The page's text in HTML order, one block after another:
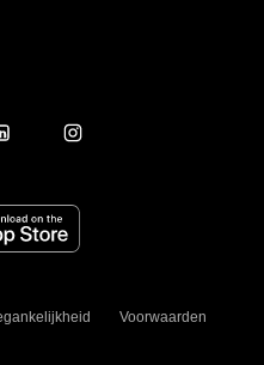
Voorwaarden